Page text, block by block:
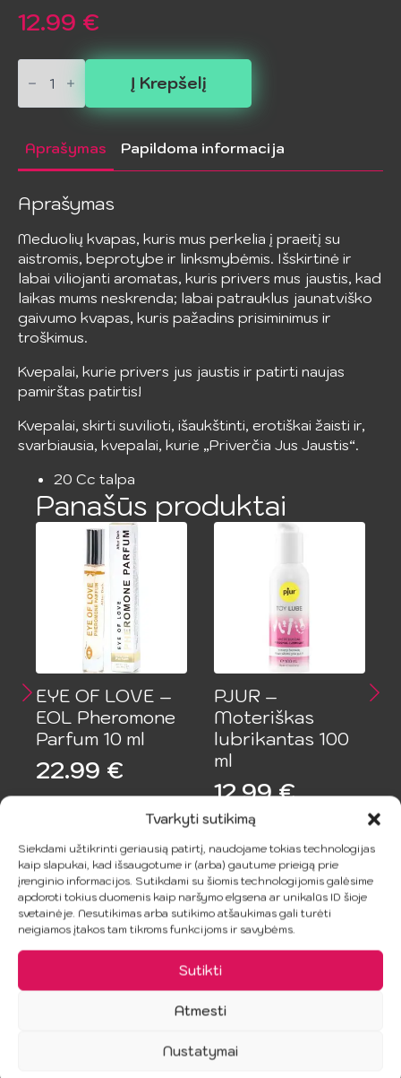
Tvarkyti sutikimą
Siekdami užtikrinti geriausią patirtį, naudojame tokias technologijas
kaip slapukai, kad išsaugotume ir (arba) gautume prieigą prie
įrenginio informacijos. Sutikdami su šiomis technologijomis galėsime
apdoroti tokius duomenis kaip naršymo elgsena ar unikalūs ID šioje
svetainėje. Nesutikimas arba sutikimo atšaukimas gali turėti
neigiamos įtakos tam tikroms funkcijoms ir savybėms.
Sutikti
Atmesti
Nustatymai
12.99 €
produkto
kiekis:
EROS-
ART
magic
kvepalai
cc
Į Krepšelį
Aprašymas Papildoma informacija
Aprašymas
Meduolių kvapas, kuris mus perkelia į praeitį su
aistromis, beprotybe ir linksmybėmis. Išskirtinė ir
labai viliojanti aromatas, kuris privers mus jaustis, kad
laikas mums neskrenda; labai patrauklus jaunatviško
gaivumo kvapas, kuris pažadins prisiminimus ir
troškimus.
Kvepalai, kurie privers jus jaustis ir patirti naujas
pamirštas patirtis!
Kvepalai, skirti suvilioti, išaukštinti, erotiškai žaisti ir,
svarbiausia, kvepalai, kurie „Priverčia Jus Jaustis“.
20 Cc talpa
Panašūs produktai
EYE OF LOVE –
EOL Pheromone
Parfum 10 ml
22.99 €
PJUR –
Moteriškas
lubrikantas 100
ml
12.99€